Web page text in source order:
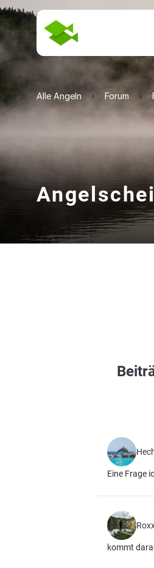
Alle Angeln Forum
Eine Frage
kommt